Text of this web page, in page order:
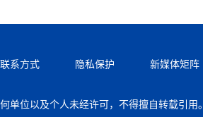
联系方式 隐私保护 新媒体矩阵
单位以及个人未经许可，不得擅自转载引用。